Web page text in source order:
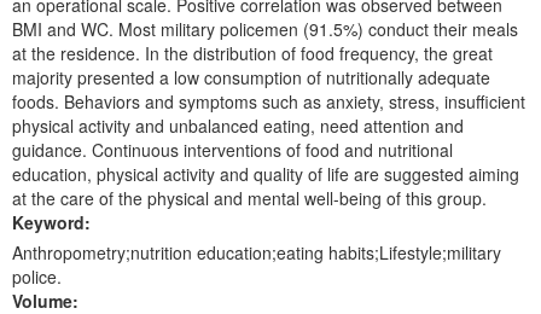
an operational scale. Positive correlation was observed between
BMI and WC. Most military policemen (91.5%) conduct their meals
at the residence. In the distribution of food frequency, the great
majority presented a low consumption of nutritionally adequate
foods. Behaviors and symptoms such as anxiety, stress, insufficient
physical activity and unbalanced eating, need attention and
guidance. Continuous interventions of food and nutritional
education, physical activity and quality of life are suggested aiming
at the care of the physical and mental well-being of this group.
Keyword:
Anthropometry;nutrition education;eating habits;Lifestyle;military
police.
Volume: